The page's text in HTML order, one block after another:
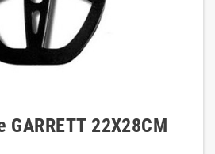
22X28CM